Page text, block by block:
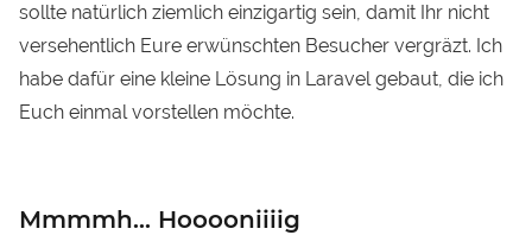
sollte natürlich ziemlich einzigartig sein, damit Ihr nicht
versehentlich Eure erwünschten Besucher vergräzt. Ich
habe dafür eine kleine Lösung in Laravel gebaut, die ich
Euch einmal vorstellen möchte.
Mmmmh... Hooooniiiig